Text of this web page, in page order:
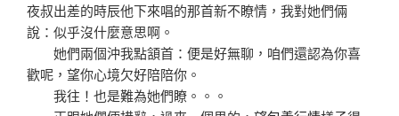
夜叔出差的時辰他下來唱的那首新不瞭情，我對她們倆
說：似乎沒什麼意思啊。
她們兩個沖我點頷首：便是好無聊，咱們還認為你喜
歡呢，望你心境欠好陪陪你。
我往！也是難為她們瞭。。。